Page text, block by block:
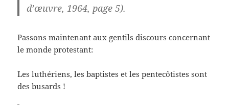
d’œuvre, 1964, page 5).
Passons maintenant aux gentils discours concernant
le monde protestant:
Les luthériens, les baptistes et les pentecôtistes sont
des busards !